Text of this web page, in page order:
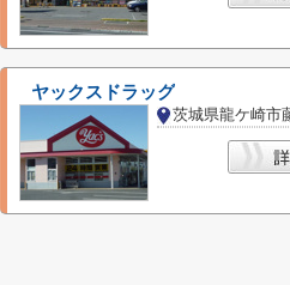
ヤックスドラッグ
茨城県龍ケ崎市